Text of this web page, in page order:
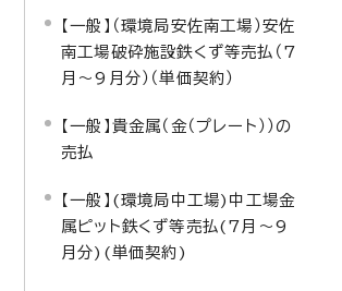
【一般】（環境局安佐南工場）安佐
南工場破砕施設鉄くず等売払（7
月～9月分）（単価契約）
【一般】貴金属（金（プレート））の
売払
【一般】(環境局中工場)中工場金
属ピット鉄くず等売払(7月～9
月分)(単価契約)